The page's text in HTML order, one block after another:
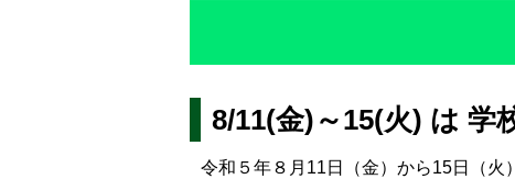
8/11(金)～15(火) は 学
令和５年８月11日（金）から15日（火